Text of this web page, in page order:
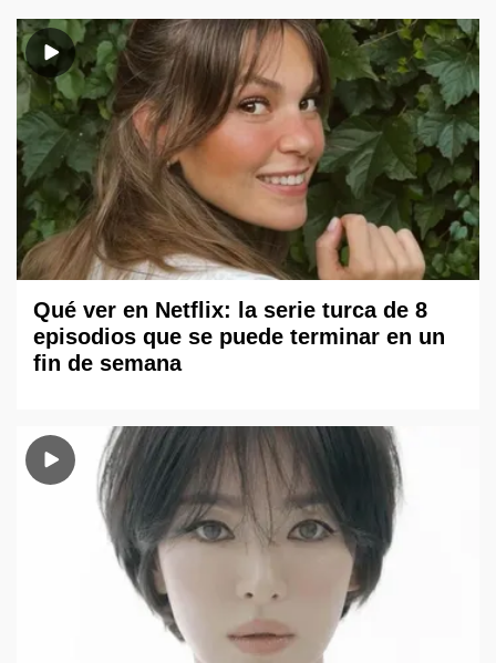
Qué ver en Netflix: la serie turca de 8
episodios que se puede terminar en un
fin de semana